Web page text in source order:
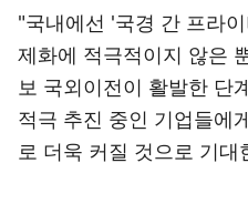
"국내에선 '국경 간 프라
제화에 적극적이지 않은
보 국외이전이 활발한 단
적극 추진 중인 기업들에
로 더욱 커질 것으로 기대